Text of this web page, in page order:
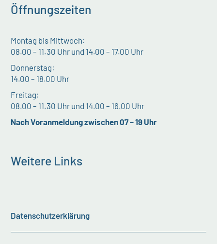
Öffnungszeiten
Montag bis Mittwoch:
08.00 – 11.30 Uhr und 14.00 – 17.00 Uhr
Donnerstag:
14.00 – 18.00 Uhr
Freitag:
08.00 – 11.30 Uhr und 14.00 – 16.00 Uhr
Nach Voranmeldung zwischen 07 – 19 Uhr
Weitere Links
Datenschutzerklärung